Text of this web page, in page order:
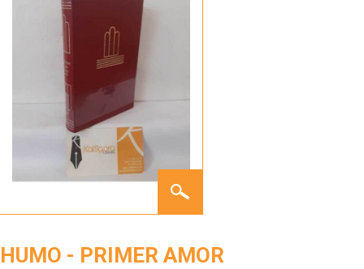
HUMO - PRIMER AMOR